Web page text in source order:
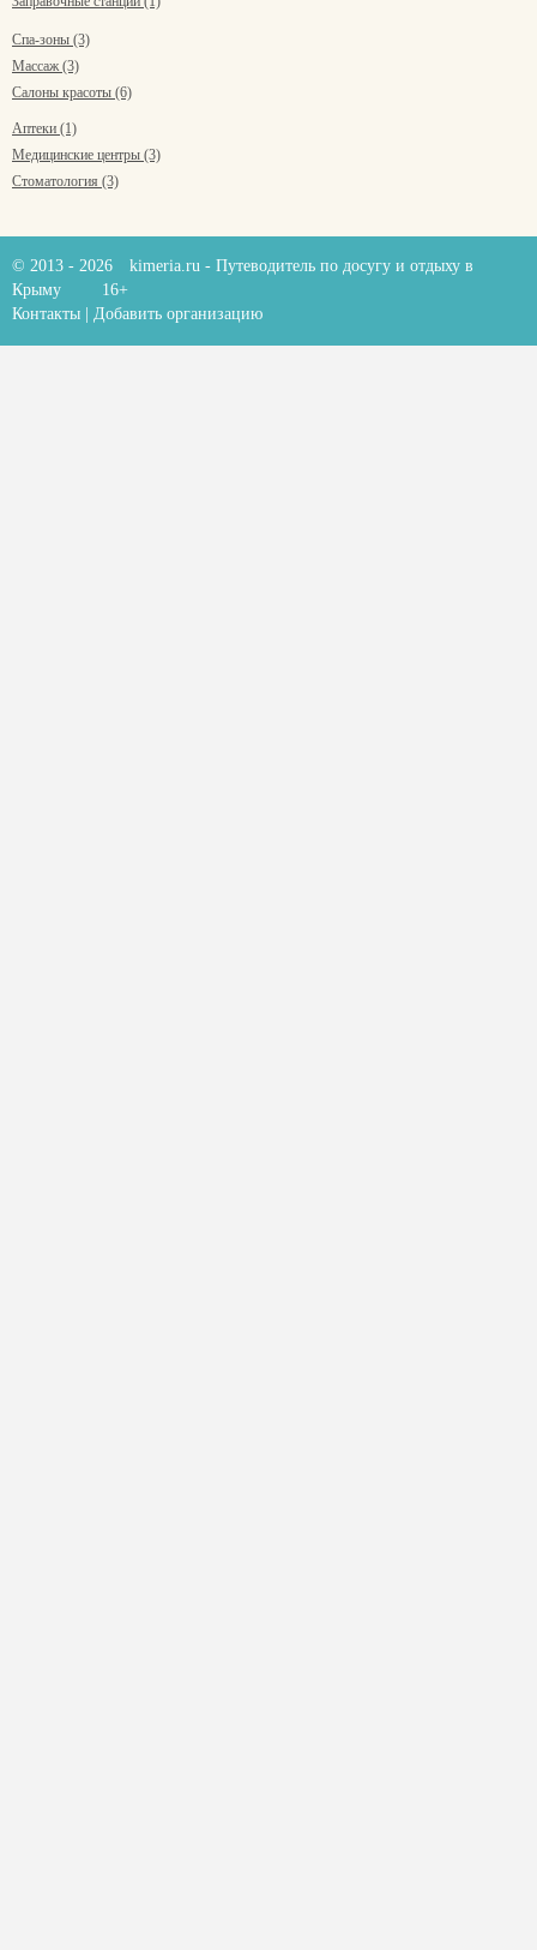
Спа-зоны (3)
Массаж (3)
Салоны красоты (6)
Аптеки (1)
Медицинские центры (3)
Стоматология (3)
© 2013 - 2026 kimeria.ru - Путеводитель по досугу и отдыху в
Крыму
16+
Контакты
Добавить организацию